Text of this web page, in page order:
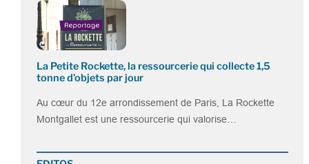
La Petite Rockette, la ressourcerie qui collecte 1,5
tonne d’objets par jour
Au cœur du 12e arrondissement de Paris, La Rockette
Montgallet est une ressourcerie qui valorise…